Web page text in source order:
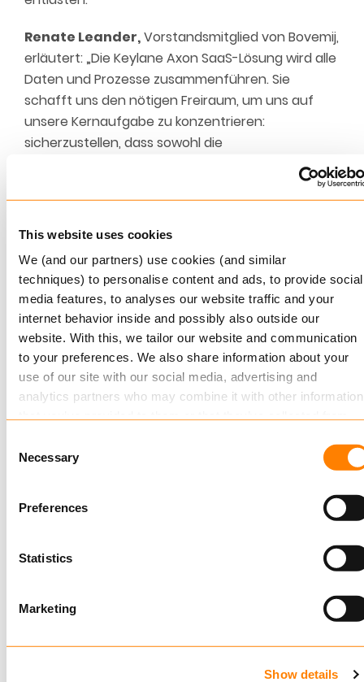
This website uses cookies
We (and our partners) use cookies (and similar
techniques) to personalise content and ads, to provide social
media features, to analyses our website traffic and your
internet behavior inside and possibly also outside our
website. With this, we tailor our website and communication
to your preferences. We also share information about your
use of our site with our social media, advertising and
analytics partners who may combine it with other information
about this in our cookie statement. Through the
cookie settings under “Details”, you can determine which
cookies we place. You can always
change or withdraw
Selection
Necessary
Preferences
Statistics
Marketing
Show details
Renate Leander,Vorstandsmitglied von Bovemij,
erläutert: „Die Keylane Axon SaaS-Lösung wird alle
Daten und Prozesse zusammenführen. Sie
schafft uns den nötigen Freiraum, um uns auf
unsere Kernaufgabe zu konzentrieren:
sicherzustellen, dass sowohl die
Mobilitätsunternehmen als auch deren Kunden
digital verbunden sind – untereinander und mit
Bovemij. Wir haben uns für Axon entschieden, weil
Axon leistungsstarke Funktionen, eine
Verfügbarkeit und Leistung bietet.
Keylane kann erfolgreiche Projekte im
Zusammenhang mit der Implementierung
integrierter Softwareplattformen und im Bereich
Datenmigration vorweisen. Wir sind überzeugt,
mit Keylane einen soliden und loyalen Partner
marketing@keylane.com
oder über unsere lokalen
Keylane stärkt digitales Schadenmanagement durch die